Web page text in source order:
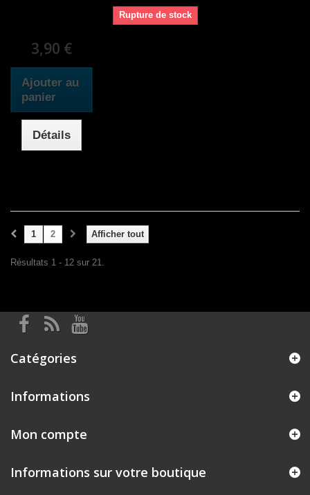
Rupture de stock
3,90 €
Ajouter au
panier
Détails
Afficher tout
1 2
Résultats 1 - 12 sur 21.
Catégories
Informations
Mon compte
Informations sur votre boutique